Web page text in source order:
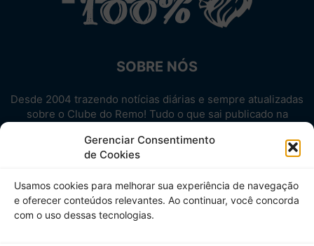
Gerenciar Consentimento
de Cookies
Usamos cookies para melhorar sua experiência de navegação
e oferecer conteúdos relevantes. Ao continuar, você concorda
com o uso dessas tecnologias.
SOBRE NÓS
Desde 2004 trazendo notícias diárias e sempre atualizadas
sobre o Clube do Remo! Tudo o que sai publicado na
Aproveite! Site não-oficial.
SIGA-NOS